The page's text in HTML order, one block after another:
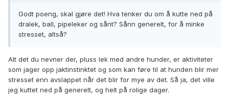
og stresser? Bare overse henne og vise at jeg slapper av
selv? Eller be henne gå i buret hvor jeg vet hun får slappet
av? Ja, sant det med varmen. Har vært ekstra ille de siste
kjøligere dager også ?
Setter utrolig stor pris på tipsene deres og at dere tar dere
Godt poeng, skal gjøre det! Hva tenker du om å kutte ned på
dralek, ball, pipeleker og sånt? Sånn generelt, for å minke
stresset, altså?
Alt det du nevner der, pluss lek med andre hunder, er aktiviteter
som jager opp jaktinstinktet og som kan føre til at hunden blir mer
stresset enn avslappet når det blir for mye av det. Så ja, det ville
jeg kuttet ned på generelt, og helt på rolige dager.